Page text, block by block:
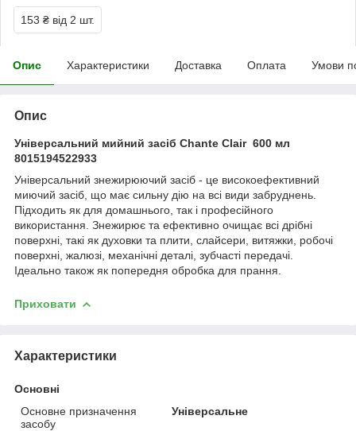
153 ₴ від 2 шт.
Опис Характеристики Доставка Оплата Умови
Опис
Універсальний мийний засіб Chante Clair 600 мл
8015194522933
Універсальний знежирюючий засіб - це високоефективний
миючий засіб, що має сильну дію на всі види забруднень.
Підходить як для домашнього, так і професійного
використання. Знежирює та ефективно очищає всі дрібні
поверхні, такі як духовки та плити, слайсери, витяжки, робочі
поверхні, жалюзі, механічні деталі, зубчасті передачі.
Ідеально також як попередня обробка для прання.
Приховати
Характеристики
Основні
Основне призначення
засобу
Універсальне